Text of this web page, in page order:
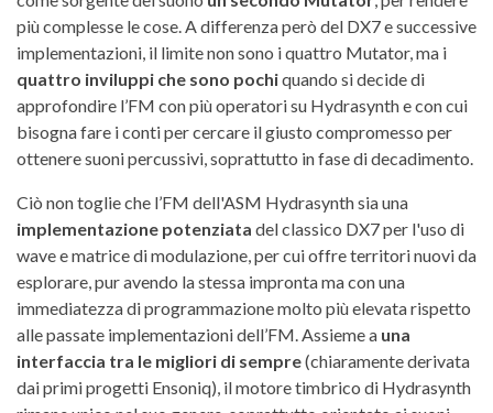
più complesse le cose. A differenza però del DX7 e successive
implementazioni, il limite non sono i quattro Mutator, ma i
quattro inviluppi che sono pochiquando si decide di
approfondire l’FM con più operatori su Hydrasynth e con cui
bisogna fare i conti per cercare il giusto compromesso per
ottenere suoni percussivi, soprattutto in fase di decadimento.
Ciò non toglie che l’FM dell'ASM Hydrasynth sia una
implementazione potenziata del classico DX7 per l'uso di
wave e matrice di modulazione, per cui offre territori nuovi da
esplorare, pur avendo la stessa impronta ma con una
immediatezza di programmazione molto più elevata rispetto
alle passate implementazioni dell’FM. Assieme a una
interfaccia tra le migliori di sempre(chiaramente derivata
dai primi progetti Ensoniq), il motore timbrico di Hydrasynth